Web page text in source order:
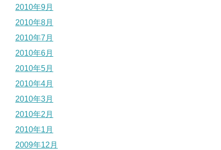
2010年9月
2010年8月
2010年7月
2010年6月
2010年5月
2010年4月
2010年3月
2010年2月
2010年1月
2009年12月